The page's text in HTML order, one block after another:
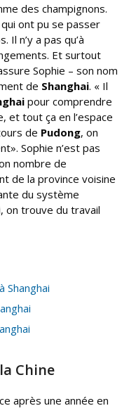
des champignons.
ont pu se passer
n’y a pas qu’à
Et surtout
Sophie – son nom
de Shanghai. « Il
pour comprendre
et tout ça en l’espace
de Pudong, on
Sophie n’est pas
nombre de
de la province voisine
du système
on trouve du travail
Chine
après une année en